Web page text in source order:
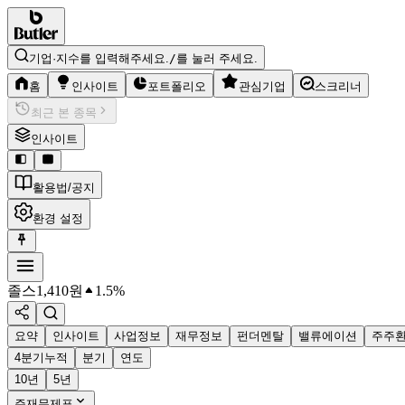
기업·지수를 입력해주세요./를 눌러 주세요.
홈 인사이트 포트폴리오 관심기업
스크리너
최근 본 종목
인사이트
활용법/공지
환경 설정
졸스1,410원 1.5%
요약 인사이트 사업정보 재무정보 펀더멘탈 밸류에이션 주주
4분기누적
분기
연도
10년
5년